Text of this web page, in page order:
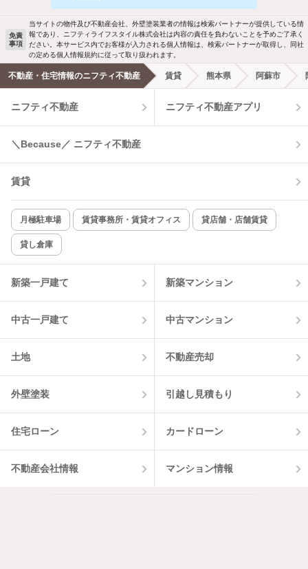
洗濯機置場あり 独立洗面台
エアコンあり 都市ガス
温水洗浄便座 オートロック
コンロ2口以上
新着のみ インターネット無料
該当件数:
1件
お知らせします
新着メール通知を受け取る
免責
事項
当サイトの物件及び不動産会社、外壁塗装業者の情報は検索パートナーが提供している情
報であり、ニフティライフスタイル株式会社は内容の責任を負わないことを予めご了承く
ださい。本サービス内でお客様が入力される個人情報は、検索パートナーが取得し、同社
の定める個人情報規約に従って取り扱われます。
不動産・住宅情報のニフティ不動産 賃貸 熊本県 阿蘇市
ニフティ不動産 ニフティ不動産アプリ
＼Because／ ニフティ不動産
賃貸
月極駐車場 賃貸事務所・賃貸オフィス 貸店舗・店舗賃貸
貸し倉庫
新築一戸建て 新築マンション
中古一戸建て 中古マンション
土地 不動産売却
外壁塗装 引越し見積もり
住宅ローン カードローン
不動産会社情報 マンション情報